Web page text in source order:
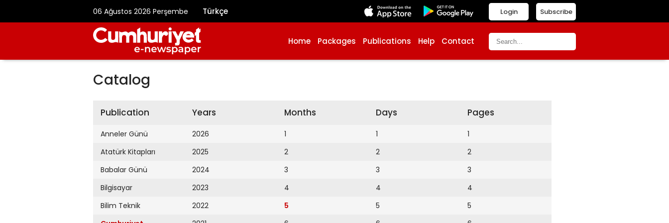
06 Ağustos 2026 Perşembe Türkçe Subscribe
Login
Home Packages Publications Help Contact
Catalog
Publication
Anneler Günü
Atatürk Kitapları
Babalar Günü
Bilgisayar
Bilim Teknik
Years
2026
2025
2024
2023
2022
Months
1
2
3
4
5
Days
1
2
3
4
5
Pages
1
2
3
4
5